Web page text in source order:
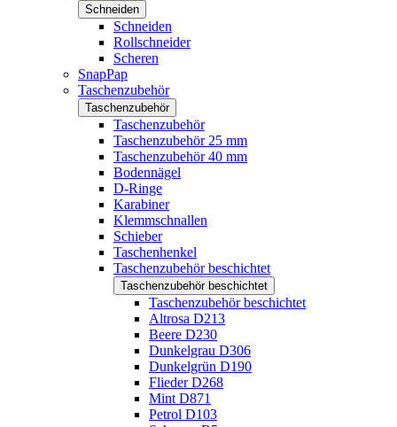
Schneiden
Schneiden
Rollschneider
Scheren
SnapPap
Taschenzubehör
Taschenzubehör
Taschenzubehör
Taschenzubehör 25 mm
Taschenzubehör 40 mm
Bodennägel
D-Ringe
Karabiner
Klemmschnallen
Schieber
Taschenhenkel
Taschenzubehör beschichtet
Taschenzubehör beschichtet
Taschenzubehör beschichtet
Altrosa D213
Beere D230
Dunkelgrau D306
Dunkelgrün D190
Flieder D268
Mint D871
Petrol D103